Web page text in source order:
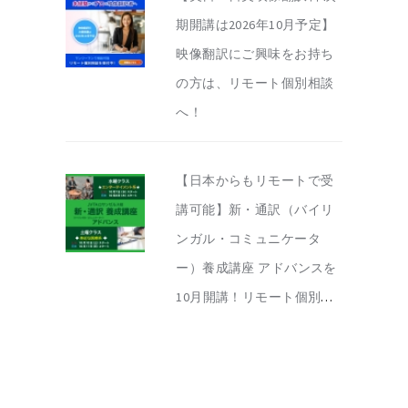
期開講は2026年10月予定】
映像翻訳にご興味をお持ち
の方は、リモート個別相談
へ！
【日本からもリモートで受
講可能】新・通訳（バイリ
ンガル・コミュニケータ
ー）養成講座 アドバンスを
10月開講！リモート個別相